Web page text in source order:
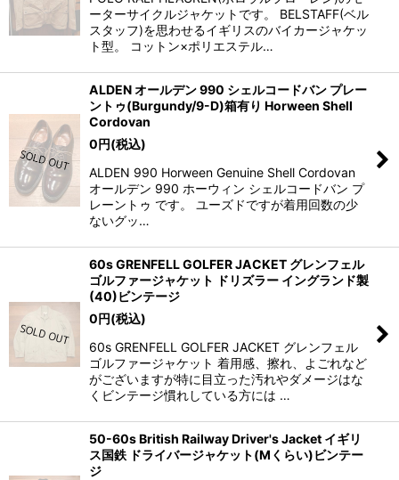
ーターサイクルジャケットです。 BELSTAFF(ベル
スタッフ)を思わせるイギリスのバイカージャケッ
ト型。 コットン×ポリエステル…
ALDEN オールデン 990 シェルコードバン プレー
ントゥ(Burgundy/9-D)箱有り Horween Shell
Cordovan
0 円(税込)
ALDEN 990 Horween Genuine Shell Cordovan
オールデン 990 ホーウィン シェルコードバン プ
レーントゥ です。 ユーズドですが着用回数の少
ないグッ…
60s GRENFELL GOLFER JACKET グレンフェル
ゴルファージャケット ドリズラー イングランド製
(40)ビンテージ
0 円(税込)
60s GRENFELL GOLFER JACKET グレンフェル
ゴルファージャケット 着用感、擦れ、よごれなど
がございますが特に目立った汚れやダメージはな
くビンテージ慣れしている方には …
50-60s British Railway Driver's Jacket イギリ
ス国鉄 ドライバージャケット(Mくらい)ビンテー
ジ